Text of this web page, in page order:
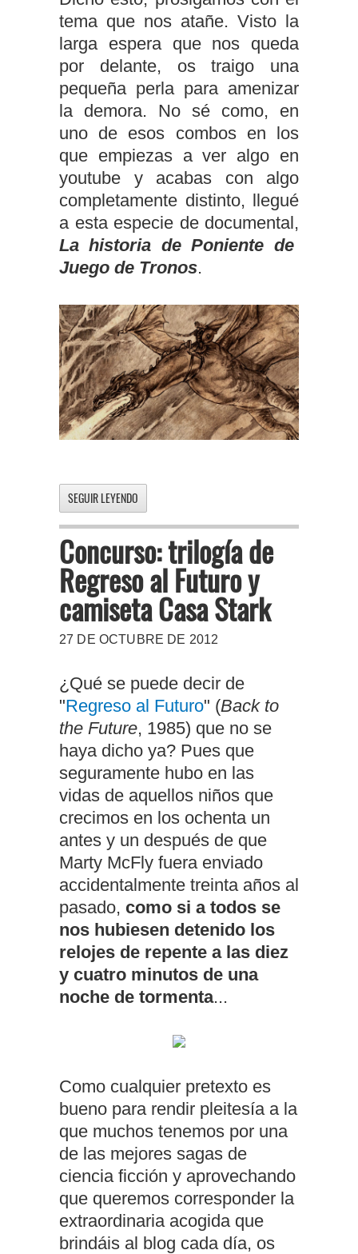
tema que nos atañe. Visto la
larga espera que nos queda
por delante, os traigo una
pequeña perla para amenizar
la demora. No sé como, en
uno de esos combos en los
que empiezas a ver algo en
youtube y acabas con algo
completamente distinto, llegué
a esta especie de documental,
La historia de Poniente de
Juego de Tronos.
SEGUIR LEYENDO
Concurso: trilogía de
Regreso al Futuro y
camiseta Casa Stark
27 DE OCTUBRE DE 2012
¿Qué se puede decir de
"Regreso al Futuro" (Back to
the Future, 1985) que no se
haya dicho ya? Pues que
seguramente hubo en las
vidas de aquellos niños que
crecimos en los ochenta un
antes y un después de que
Marty McFly fuera enviado
accidentalmente treinta años al
pasado, como si a todos se
nos hubiesen detenido los
relojes de repente a las diez
y cuatro minutos de una
noche de tormenta...
Como cualquier pretexto es
bueno para rendir pleitesía a la
que muchos tenemos por una
de las mejores sagas de
ciencia ficción y aprovechando
que queremos corresponder la
extraordinaria acogida que
brindáis al blog cada día, os